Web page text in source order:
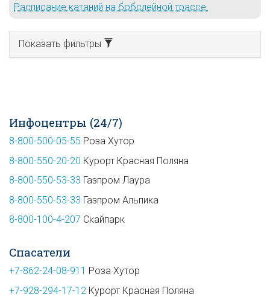
Расписание катаний на бобслейной трассе.
Показать фильтры
Инфоцентры (24/7)
8-800-500-05-55 Роза Хутор
8-800-550-20-20 Курорт Красная Поляна
8-800-550-53-33 Газпром Лаура
8-800-550-53-33 Газпром Альпика
8-800-100-4-207 Скайпарк
Спасатели
+7-862-24-08-911 Роза Хутор
+7-928-294-17-12 Курорт Красная Поляна